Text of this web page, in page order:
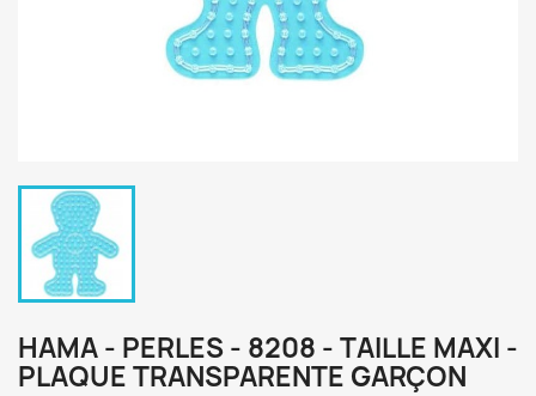
HAMA - PERLES - 8208 - TAILLE MAXI -
PLAQUE TRANSPARENTE GARÇON